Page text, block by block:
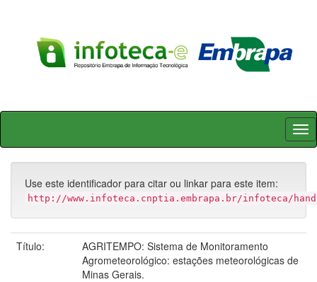
Skip
Use este identificador para citar ou linkar para este item:
http://www.infoteca.cnptia.embrapa.br/infoteca/
Título:
AGRITEMPO: Sistema de Monitoramento
Agrometeorológico: estações meteorológicas de
Minas Gerais.